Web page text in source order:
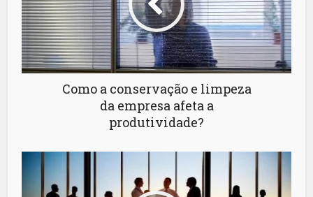
Como a conservação e limpeza
da empresa afeta a
produtividade?